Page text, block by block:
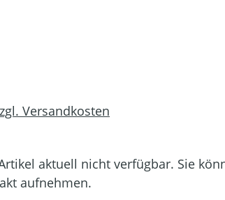
Versandkosten
aktuell nicht verfügbar. Sie
aufnehmen.